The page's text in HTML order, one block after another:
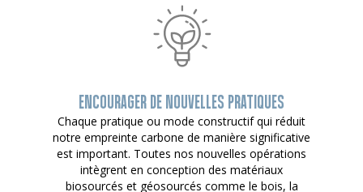
ENCOURAGER DE NOUVELLES PRATIQUES
Chaque pratique ou mode constructif qui réduit
notre empreinte carbone de manière significative
est important. Toutes nos nouvelles opérations
intègrent en conception des matériaux
biosourcés et géosourcés comme le bois, la